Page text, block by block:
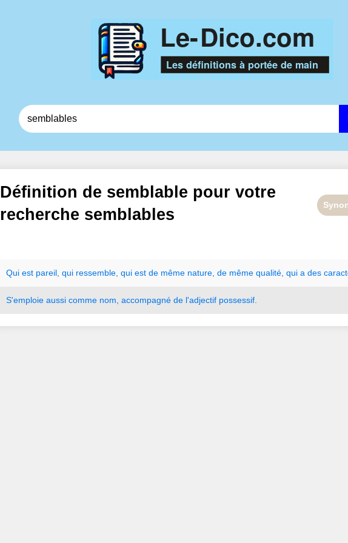
Définition de semblable pour votre
recherche semblables
Qui est pareil qui ressemble qui est de même nature de même qualité qui a des
S'emploie aussi comme nom accompagné de l'adjectif possessif.